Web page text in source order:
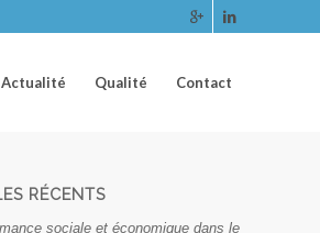
Actualité Qualité Contact
RÉCENTS
sociale et économique dans le